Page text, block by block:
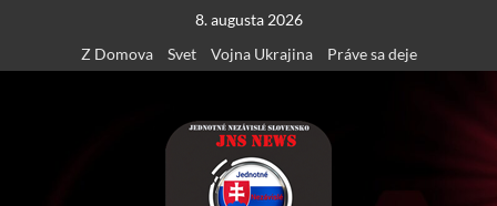
content
8. augusta 2026
Z Domova
Svet Vojna Ukrajina Práve sa deje